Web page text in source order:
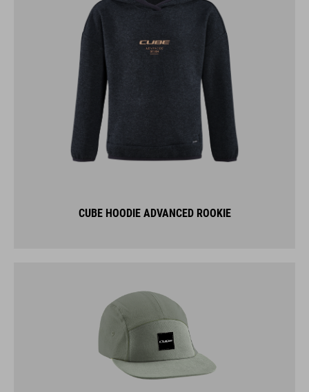
CUBE HOODIE ADVANCED ROOKIE